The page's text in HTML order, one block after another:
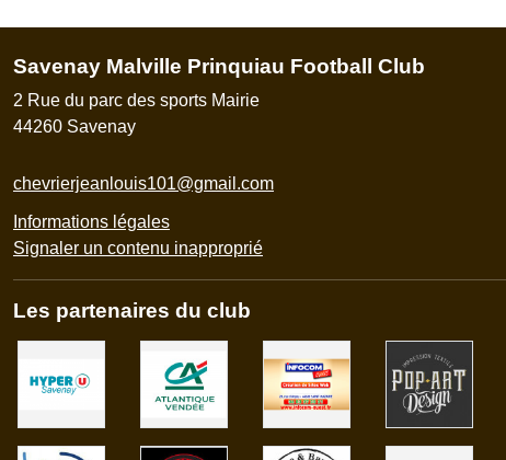
Savenay Malville Prinquiau Football Club
2 Rue du parc des sports Mairie
44260 Savenay
chevrierjeanlouis101@gmail.com
Informations légales
Signaler un contenu inapproprié
Les partenaires du club